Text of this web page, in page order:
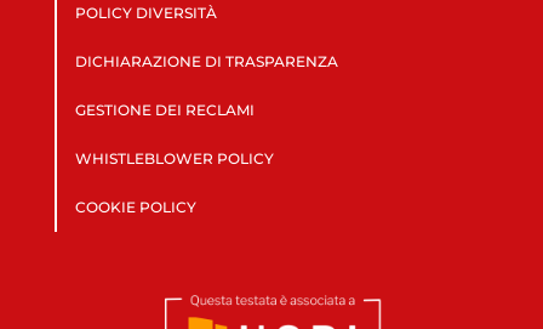
POLICY DIVERSITÀ
DICHIARAZIONE DI TRASPARENZA
GESTIONE DEI RECLAMI
WHISTLEBLOWER POLICY
COOKIE POLICY